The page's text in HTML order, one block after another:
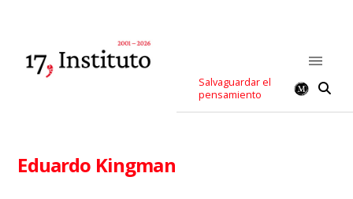
Salvaguardar el
pensamiento
Eduardo Kingman